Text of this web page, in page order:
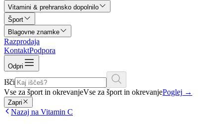
Vitamini & prehransko dopolnilo
Šport
Blagovne znamke
Razprodaja
KontaktPodpora
Odpri
Išči
Vse za šport in okrevanjeVse za šport in okrevanjePoglej →
Zapri
Nazaj na Vitamin C